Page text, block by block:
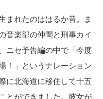
まれたのははるか昔。ま
音楽部の仲間と刑事カイ
ニセ予告編の中で「今度
！」というナレーション
に北海道に移住して十五
とができました。彼女が